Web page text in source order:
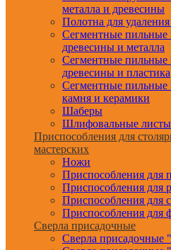
металла и древесины
Полотна для удаления
Сегментные пильные
древесины и металла
Сегментные пильные
древесины и пластика
Сегментные пильные
камня и керамики
Шаберы
Шлифовальные листы
Приспособления для
мастерских
Ножи
Приспособления для
Приспособления для
Приспособления для
Приспособления для
Сверла присадочные
Сверла присадочные